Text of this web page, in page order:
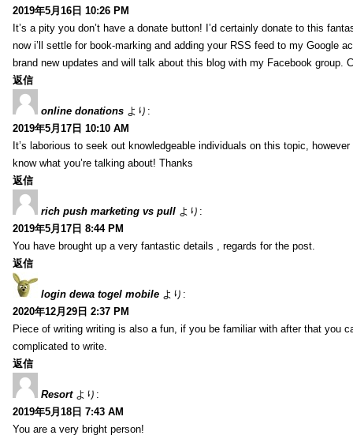
2019年5月16日 10:26 PM
It’s a pity you don’t have a donate button! I’d certainly donate to this
now i’ll settle for book-marking and adding your RSS feed to my Google
brand new updates and will talk about this blog with my Facebook group.
返信
online donations より:
2019年5月17日 10:10 AM
It’s laborious to seek out knowledgeable individuals on this topic,
know what you’re talking about! Thanks
返信
rich push marketing vs pull より:
2019年5月17日 8:44 PM
You have brought up a very fantastic details , regards for the post.
返信
login dewa togel mobile より:
2020年12月29日 2:37 PM
Piece of writing writing is also a fun, if you be familiar with after that you
complicated to write.
返信
Resort より:
2019年5月18日 7:43 AM
You are a very bright person!